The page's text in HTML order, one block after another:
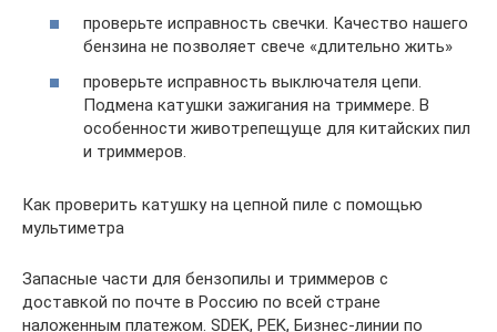
проверьте исправность свечки. Качество нашего
бензина не позволяет свече «длительно жить»
проверьте исправность выключателя цепи.
Подмена катушки зажигания на триммере. В
особенности животрепещуще для китайских пил
и триммеров.
Как проверить катушку на цепной пиле с помощью
мультиметра
Запасные части для бензопилы и триммеров с
доставкой по почте в Россию по всей стране
наложенным платежом. SDEK, PEK, Бизнес-линии по